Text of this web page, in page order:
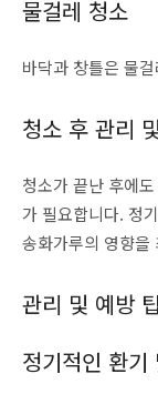
물걸레 청소
바닥과 창틀은 물
청소 후 관리
청소가 끝난 후에
가 필요합니다. 정
송화가루의 영향을
관리 및 예방 팁
정기적인 환기